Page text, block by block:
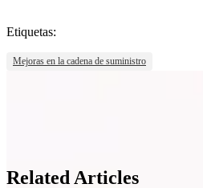
Etiquetas:
Mejoras en la cadena de suministro
Related Articles